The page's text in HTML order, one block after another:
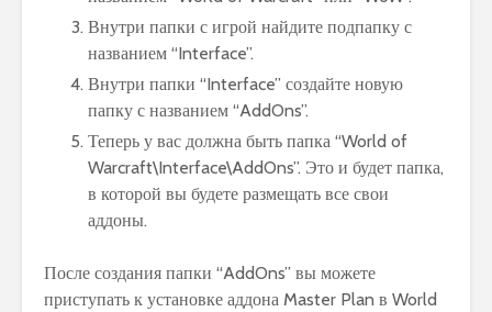
Внутри папки с игрой найдите подпапку с
названием “Interface”.
Внутри папки “Interface” создайте новую
папку с названием “AddOns”.
Теперь у вас должна быть папка “World of
Warcraft\Interface\AddOns”. Это и будет папка,
в которой вы будете размещать все свои
аддоны.
После создания папки “AddOns” вы можете
приступать к установке аддона Master Plan в World